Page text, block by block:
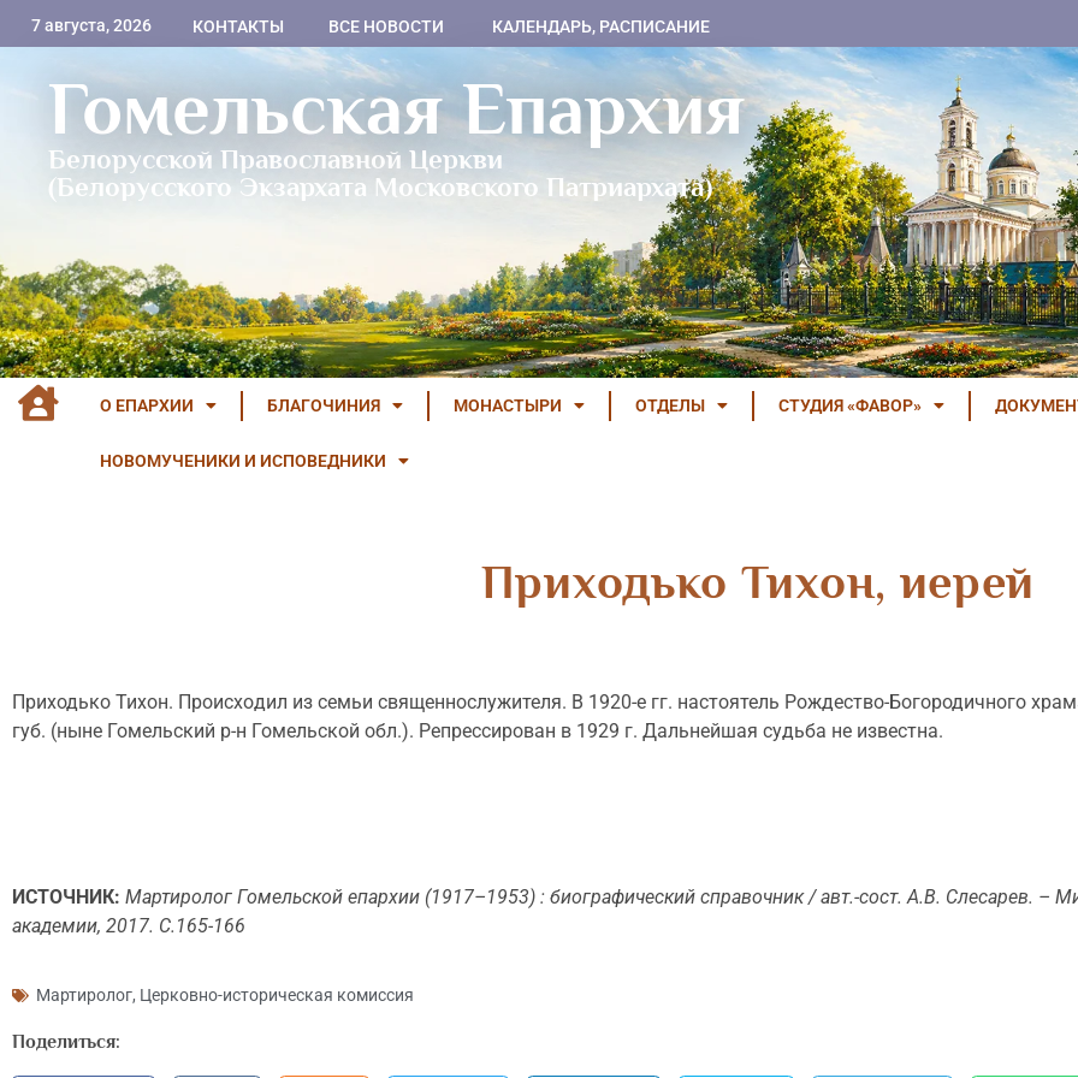
7 августа, 2026 КОНТАКТЫ ВСЕ НОВОСТИ КАЛЕНДАРЬ, РАСПИСАНИЕ
Гомельская Епархия
Белорусской Православной Церкви
(Белорусского Экзархата Московского Патриархата)
О ЕПАРХИИ БЛАГОЧИНИЯ МОНАСТЫРИ ОТДЕЛЫ СТУДИЯ «ФАВОР»
НОВОМУЧЕНИКИ И ИСПОВЕДНИКИ
Приходько Тихон, иерей
Приходько Тихон. Происхо­дил из семьи священнослу­жителя. В 1920-е гг. насто­ятель Рождество-Богородич­ного
губ. (ныне Гомельский р-н Гомельской обл.). Репрессирован в 1929 г. Дальнейшая судьба не известна.
ИСТОЧНИК: Мартиролог Гомельской епархии (1917–1953) : биографический справочник / авт.-сост. А.В. Слесарев. –
академии, 2017. С.165-166
Мартиролог, Церковно-историческая комиссия
Поделиться: